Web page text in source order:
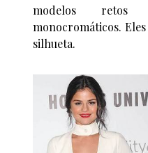
modelos
monocromáticos.
silhueta.